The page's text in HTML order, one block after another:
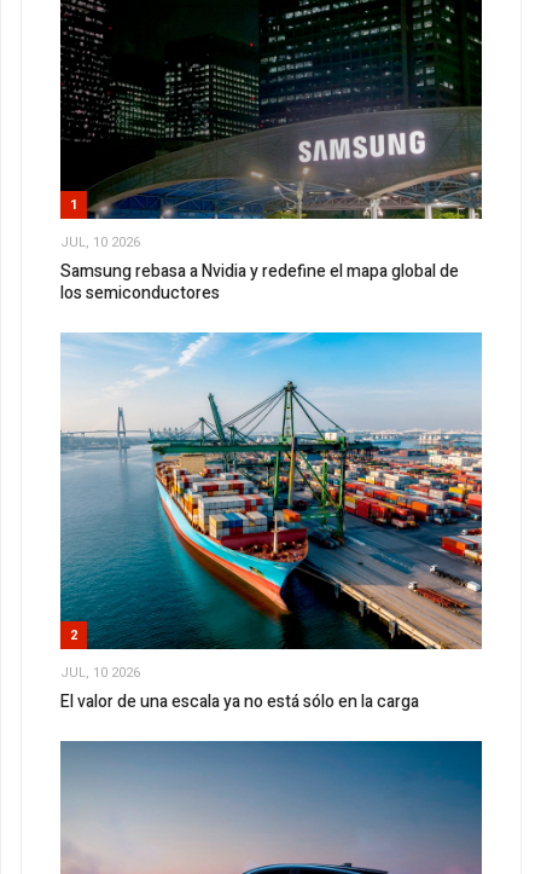
1
JUL, 10 2026
Samsung rebasa a Nvidia y redefine el mapa global de
los semiconductores
2
JUL, 10 2026
El valor de una escala ya no está sólo en la carga